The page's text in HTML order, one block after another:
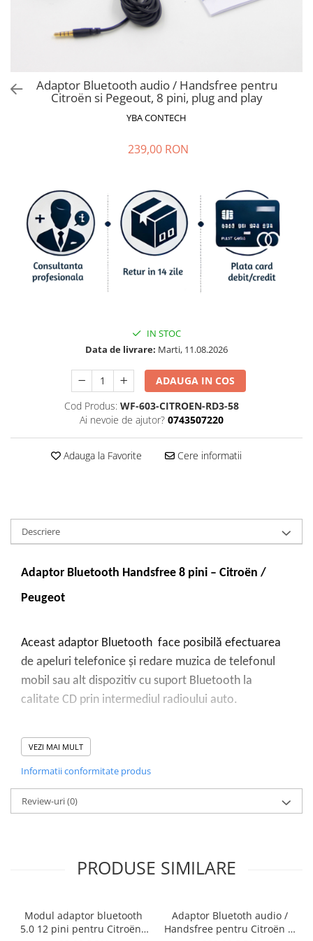
Mercedes Benz
Nissan
Land Rover
Nissan
Opel
Porsche
Adaptor Bluetooth audio / Handsfree pentru
Citroën si Pegeout, 8 pini, plug and play
YBA CONTECH
239,00 RON
IN STOC
Data de livrare: Marti, 11.08.2026
ADAUGA IN COS
Cod Produs: WF-603-CITROEN-RD3-58
Ai nevoie de ajutor? 0743507220
Adauga la Favorite Cere informatii
Descriere
Adaptor Bluetooth Handsfree 8 pini – Citroën /
Peugeot
Aceast adaptor Bluetooth face posibilă efectuarea
de apeluri telefonice și redare muzica de telefonul
mobil sau alt dispozitiv cu suport Bluetooth la
calitate CD prin intermediul radioului auto.
Această adaptor Bluetooth se comportă că că și o
magaziede CD-uri, mentinand întreaga
funcționalitate a mașinii dumneavoastră. Adaptorul
poate fi controlat prin intermediul comenzilor de pe
volan (dacă există) sau prin intermediul butoanleor
prezentă în spatele unității audio.
din spatele unității audio înainte de a comanda
VEZI MAI MULT
Informatii conformitate produs
Review-uri(0)
PRODUSE SIMILARE
Modul adaptor bluetooth
5.0 12 pini pentru Citroën /
Adaptor Bluetoth audio /
Handsfree pentru Citroën si